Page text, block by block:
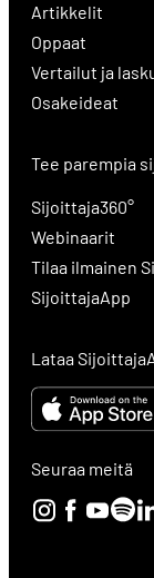
Artikkelit
Oppaat
Vertailut ja
Osakeideat
Tee parempia
Sijoittaja360°
Webinaarit
Tilaa ilmainen
SijoittajaApp
Lataa
Seuraa meitä